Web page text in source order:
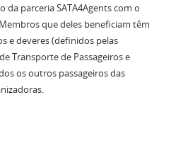
da parceria SATA4Agents com o
que deles beneficiam têm
e deveres (definidos pelas
Transporte de Passageiros e
os outros passageiros das